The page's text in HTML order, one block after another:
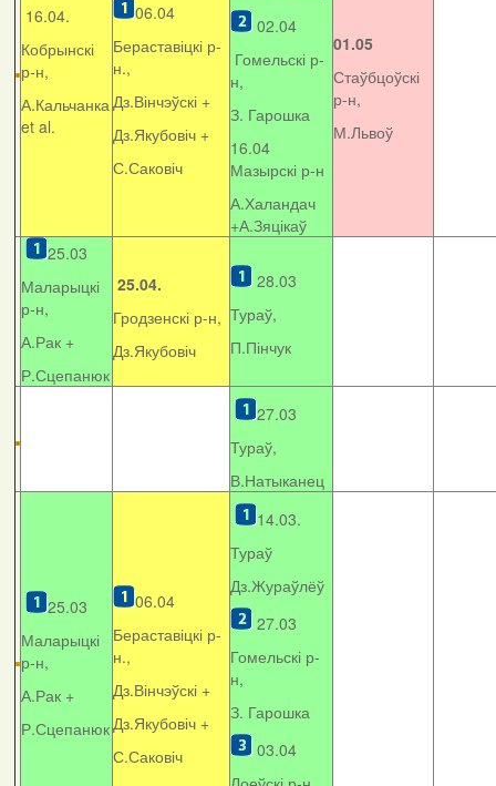
16.04.
Кобрынскі
р-н,
А.Кальчанка
et al.
06.04
Бераставіцкі р-
н.,
Дз.Вінчэўскі +
Дз.Якубовіч +
С.Саковіч
02.04
Гомельскі р-
н,
З. Гарошка
16.04
Мазырскі р-н
А.Халандач
+А.Зяцікаў
01.05
Стаўбцоўскі
р-н,
М.Львоў
25.03
Маларыцкі
р-н,
А.Рак +
Р.Сцепанюк
25.04.
Гродзенскі р-н,
Дз.Якубовіч
28.03
Тураў,
П.Пінчук
27.03
Тураў,
В.Натыканец
25.03
Маларыцкі
р-н,
А.Рак +
Р.Сцепанюк
06.04
Бераставіцкі р-
н.,
Дз.Вінчэўскі +
Дз.Якубовіч +
С.Саковіч
14.03.
Тураў
Дз.Жураўлёў
27.03
Гомельскі р-
н,
З. Гарошка
03.04